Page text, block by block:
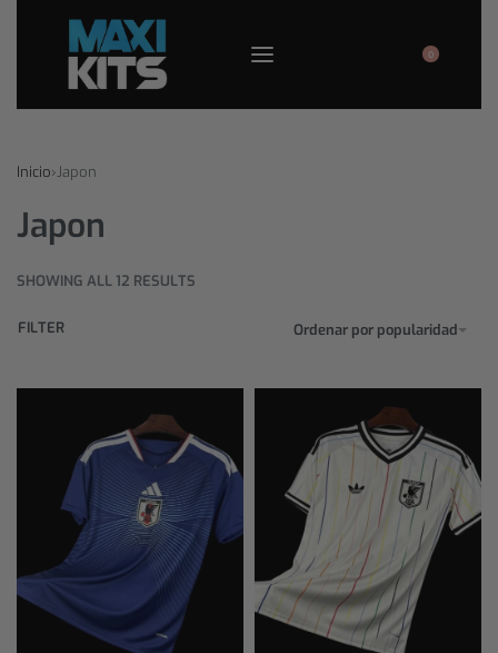
0
Inicio›Japon
Japon
SHOWING ALL 12 RESULTS
Ordenar por popularidad
FILTER